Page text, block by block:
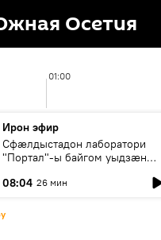
Осетия
01:00
Ирон эфир
Сфæлдыстадон лаборатори
"Портал"-ы байгом уыдзæн
Æхсары куыстыты равдыст
08:04 26 мин